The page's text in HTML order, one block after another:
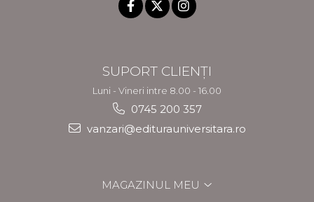
SUPORT CLIENȚI
Luni - Vineri intre 8.00 - 16.00
0745 200 357
vanzari@editurauniversitara.ro
MAGAZINUL MEU